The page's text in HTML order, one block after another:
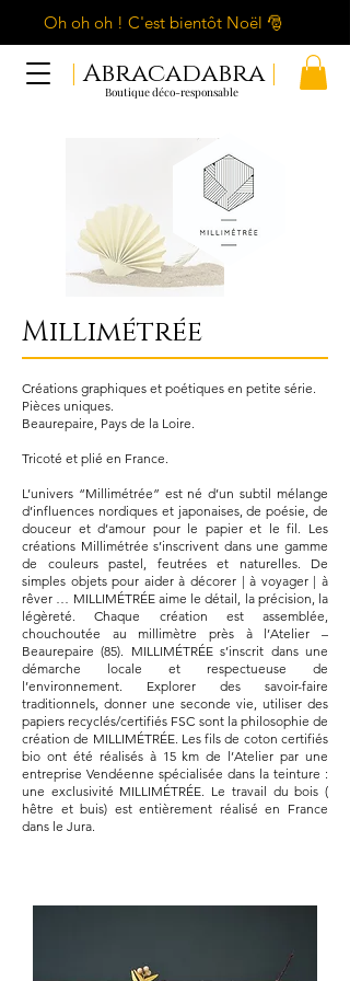
Oh oh oh ! C'est bientôt Noël 🎅
| Abracadabra |
Boutique déco-responsable
Millimétrée
Créations graphiques et poétiques en petite série.
Pièces uniques.
Beaurepaire, Pays de la Loire.
Tricoté et plié en France.
L’univers “Millimétrée” est né d’un subtil mélange
d’influences nordiques et japonaises, de poésie, de
douceur et d’amour pour le papier et le fil. Les
créations Millimétrée s’inscrivent dans une gamme
de couleurs pastel, feutrées et naturelles. De
simples objets pour aider à décorer | à voyager | à
rêver … MILLIMÉTRÉE aime le détail, la précision, la
légèreté. Chaque création est assemblée,
chouchoutée au millimètre près à l’Atelier –
Beaurepaire (85). MILLIMÉTRÉE s’inscrit dans une
démarche locale et respectueuse de
l’environnement. Explorer des savoir-faire
traditionnels, donner une seconde vie, utiliser des
papiers recyclés/certifiés FSC sont la philosophie de
création de MILLIMÉTRÉE. Les fils de coton certifiés
bio ont été réalisés à 15 km de l’Atelier par une
entreprise Vendéenne spécialisée dans la teinture :
une exclusivité MILLIMÉTRÉE. Le travail du bois (
hêtre et buis) est entièrement réalisé en France
dans le Jura.